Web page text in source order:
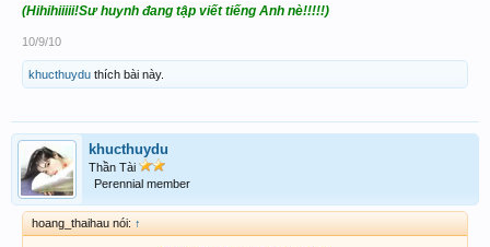
(Hihihiiiii!Sư huynh đang tập viết tiếng Anh nè!!!!!)
10/9/10
khucthuydu thích bài này.
khucthuydu
Thần Tài
Perennial member
hoang_thaihau nói: ↑